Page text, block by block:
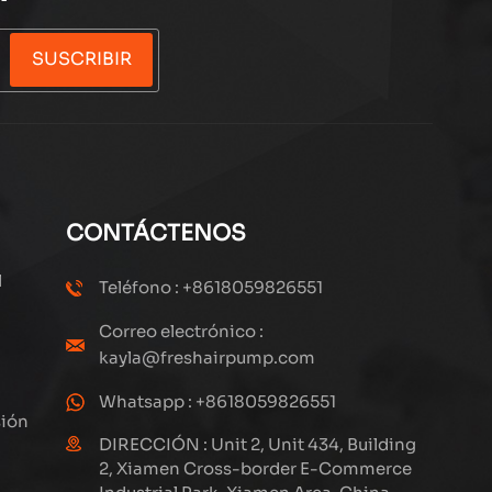
SUSCRIBIR
CONTÁCTENOS
Teléfono : +8618059826551
Correo electrónico :
kayla@freshairpump.com
Whatsapp : +8618059826551
DIRECCIÓN : Unit 2, Unit 434, Building
2, Xiamen Cross-border E-Commerce